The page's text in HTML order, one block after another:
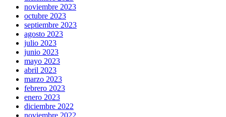
noviembre 2023
octubre 2023
septiembre 2023
agosto 2023
julio 2023
junio 2023
mayo 2023
abril 2023
marzo 2023
febrero 2023
enero 2023
diciembre 2022
noviembre 2022